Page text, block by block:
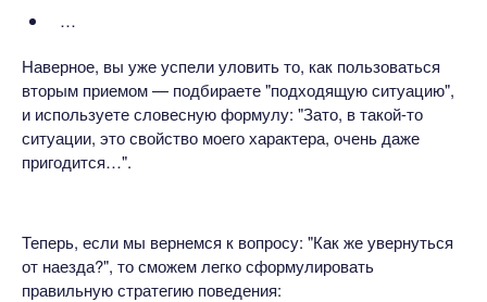
…
Наверное, вы уже успели уловить то, как пользоваться
вторым приемом — подбираете "подходящую ситуацию",
и используете словесную формулу: "Зато, в такой-то
ситуации, это свойство моего характера, очень даже
пригодится…".
Теперь, если мы вернемся к вопросу: "Как же увернуться
от наезда?", то сможем легко сформулировать
правильную стратегию поведения: